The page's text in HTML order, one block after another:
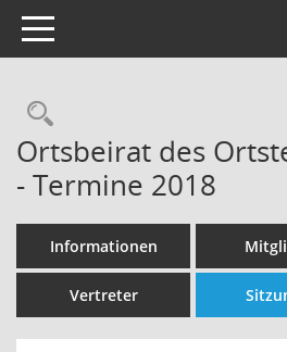
Toggle navigation
Rechercheauswahl
Ortsbeirat des
- Termine 2018
Informationen
Vertreter